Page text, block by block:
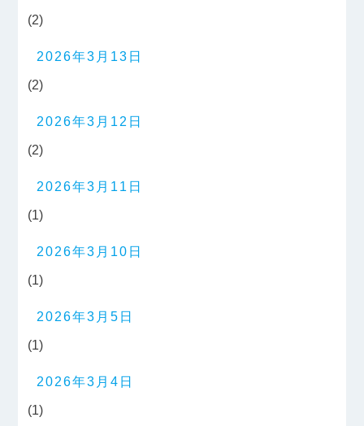
(2)
2026年3月13日
(2)
2026年3月12日
(2)
2026年3月11日
(1)
2026年3月10日
(1)
2026年3月5日
(1)
2026年3月4日
(1)